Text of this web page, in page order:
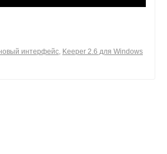
интерфейс, Keeper 2.6 для Windows